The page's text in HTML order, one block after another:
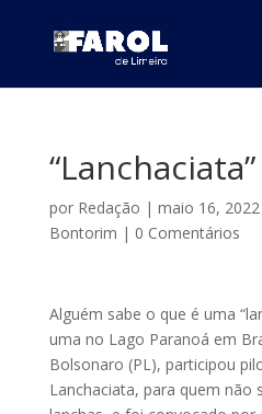
“Lanchaciata”
por Redação | maio 16, 2022
Bontorim | 0 Comentários
Alguém sabe o que é uma
uma no Lago Paranoá em
Bolsonaro (PL), participou
Lanchaciata, para quem não